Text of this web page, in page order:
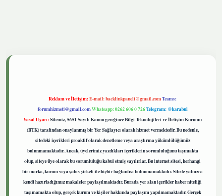
Reklam ve İletişim:E-mail:backlinkpaneli@gmail.comTeams:
forumhizmeti@gmail.comWhatsapp: 0262 606 0 726Telegram: @karabul
Yasal Uyarı:Sitemiz, 5651 Sayılı Kanun gereğince Bilgi Teknolojileri ve İletişim Kurumu
(BTK) tarafından onaylanmış bir Yer Sağlayıcı olarak hizmet vermektedir. Bu nedenle,
sitedeki içerikleri proaktif olarak denetleme veya araştırma yükümlülüğümüz
bulunmamaktadır. Ancak, üyelerimiz yazdıkları içeriklerin sorumluluğunu taşımakta
olup, siteye üye olarak bu sorumluluğu kabul etmiş sayılırlar. Bu internet sitesi, herhangi
bir marka, kurum veya şahıs şirketi ile hiçbir bağlantısı bulunmamaktadır. Sitede yalnızca
kendi hazırladığımız makaleler paylaşılmaktadır. Burada yer alan içerikler haber niteliği
taşımamakta olup, gerçek kurum ve kişiler hakkında paylaşım yapılmamaktadır. Gerçek